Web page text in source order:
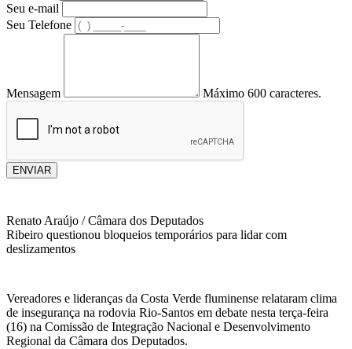
Seu e-mail
Seu Telefone
Mensagem Máximo 600 caracteres.
ENVIAR
Renato Araújo / Câmara dos Deputados
Ribeiro questionou bloqueios temporários para lidar com
deslizamentos
Vereadores e lideranças da Costa Verde fluminense relataram clima
de insegurança na rodovia Rio-Santos em debate nesta terça-feira
(16) na Comissão de Integração Nacional e Desenvolvimento
Regional da Câmara dos Deputados.